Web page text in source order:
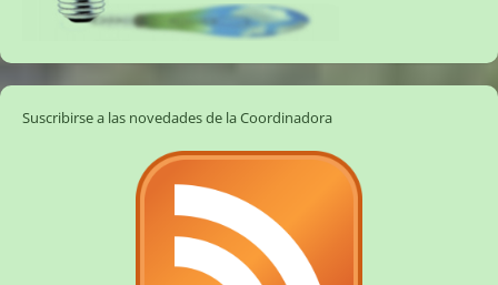
Suscribirse a las novedades de la Coordinadora